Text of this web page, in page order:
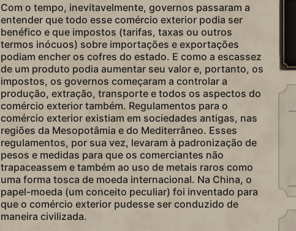
Com o tempo, inevitavelmente, governos passaram a
entender que todo esse comércio exterior podia ser
benéfico e que impostos (tarifas, taxas ou outros
termos inócuos) sobre importações e exportações
podiam encher os cofres do estado. E como a escassez
de um produto podia aumentar seu valor e, portanto, os
impostos, os governos começaram a controlar a
produção, extração, transporte e todos os aspectos do
comércio exterior também. Regulamentos para o
comércio exterior existiam em sociedades antigas, nas
regiões da Mesopotâmia e do Mediterrâneo. Esses
regulamentos, por sua vez, levaram à padronização de
pesos e medidas para que os comerciantes não
trapaceassem e também ao uso de metais raros como
uma forma tosca de moeda internacional. Na China, o
papel-moeda (um conceito peculiar) foi inventado para
que o comércio exterior pudesse ser conduzido de
maneira civilizada.